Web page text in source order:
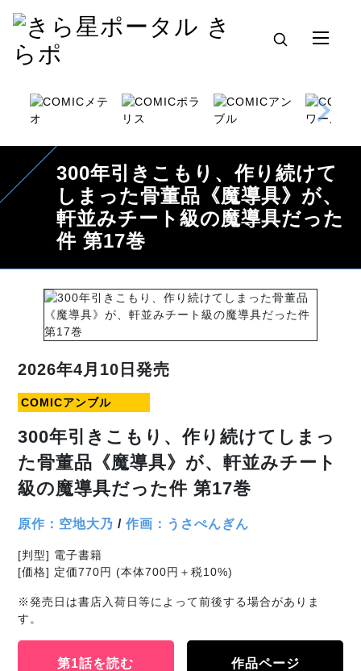
300年引きこもり、作り続けて
しまった骨董品《魔導具》が、
軒並みチート級の魔導具だった
件 第17巻
2026年4月10日発売
COMICアンブル
300年引きこもり、作り続けてしまっ
た骨董品《魔導具》が、軒並みチート
級の魔導具だった件 第17巻
原作：空地大乃 / 作画：うさぺんぎん
[判型] 電子書籍
[価格] 定価770円 (本体700円＋税10%)
※発売日は書店入荷日等によって前後する場合がありま
す。
第1話を読む 作品ページ